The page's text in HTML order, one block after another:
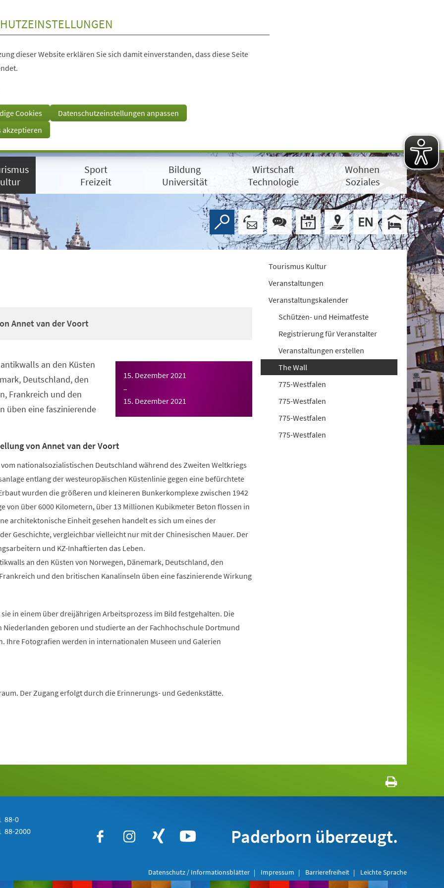
dieser Website erklären Sie sich damit einverstanden, dass diese Seite
Cookies
Datenschutzeinstellungen anpassen
akzeptieren
Sport
Freizeit
Bildung
Universität
Wirtschaft
Technologie
Wohnen
Soziales
Annet van der Voort
15. Dezember 2021
–
15. Dezember 2021
an den Küsten
Deutschland, den
Frankreich und den
üben eine faszinierende
von Annet van der Voort
nationalsozialistischen Deutschland während des Zweiten Weltkriegs
entlang der westeuropäischen Küstenlinie gegen eine befürchtete
wurden die größeren und kleineren Bunkerkomplexe zwischen 1942
von über 6000 Kilometern, über 13 Millionen Kubikmeter Beton flossen in
architektonische Einheit gesehen handelt es sich um eines der
Geschichte, vergleichbar vielleicht nur mit der Chinesischen Mauer. Der
und KZ-Inhaftierten das Leben.
an den Küsten von Norwegen, Dänemark, Deutschland, den
und den britischen Kanalinseln üben eine faszinierende Wirkung
in einem über dreijährigen Arbeitsprozess im Bild festgehalten. Die
geboren und studierte an der Fachhochschule Dortmund
Ihre Fotografien werden in internationalen Museen und Galerien
Der Zugang erfolgt durch die Erinnerungs- und Gedenkstätte.
Tourismus Kultur
Veranstaltungen
Veranstaltungskalender
Schützen- und Heimatfeste
Registrierung für Veranstalter
Veranstaltungen erstellen
The Wall
775-Westfalen
775-Westfalen
775-Westfalen
775-Westfalen
88-0
88-2000 Paderborn überzeugt.
Datenschutz / Informationsblätter Impressum Barrierefreiheit Leichte Sprache